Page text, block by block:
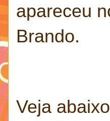
apareceu
Brando.
Veja